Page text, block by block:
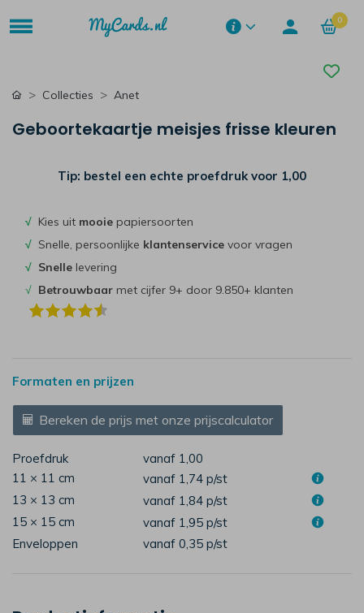
0
Collecties Anet
Geboortekaartje meisjes frisse kleuren
Tip: bestel een echte proefdruk voor 1,00
√ Kies uit mooie papiersoorten
√ Snelle, persoonlijke klantenservice voor vragen
√ Snelle levering
√ Betrouwbaar met cijfer 9+ door 9.850+ klanten
Formaten en prijzen
Bereken de prijs met onze prijscalculator
Proefdruk
vanaf 1,00
11 × 11 cm
vanaf 1,74 p/st
13 × 13 cm
vanaf 1,84 p/st
15 × 15 cm
vanaf 1,95 p/st
Enveloppen
vanaf 0,35 p/st